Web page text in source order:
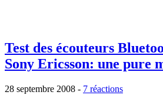
Test des écouteurs
Sony Ericsson: une pure
28 septembre 2008 - 7 réactions